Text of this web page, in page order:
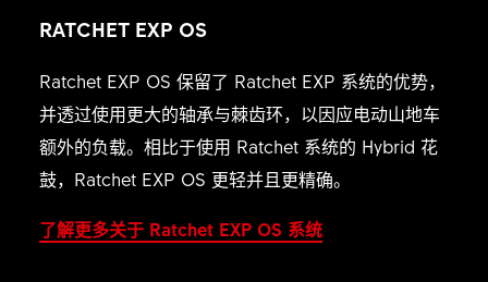
RATCHET EXP OS
Ratchet EXP OS 保留了 Ratchet EXP 系统的优势，
并透过使用更大的轴承与棘齿环，以因应电动山地车
额外的负载。相比于使用 Ratchet 系统的 Hybrid 花
鼓，Ratchet EXP OS 更轻并且更精确。
了解更多关于 Ratchet EXP OS 系统